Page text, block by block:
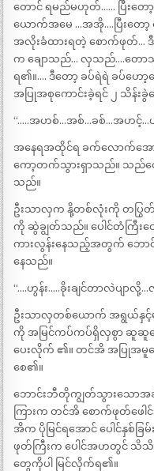
တောင် ရမည်မဟုတ်…… ပြီး
ယောက်အမေ …အအို….ပြီးတေ
အလိုးခံထားရတဲ့ စောက်ဖုတ်…
က ချောသည်… လှသည်….တေ
ရ၏။…. ဒီတော့ ခပ်ရဲရဲ ခပ်ဟ
အပြုအစုကောင်းခဲ့ရင် ၂ သိန်းခွဲ
“…..အဟစ်…အစ်…ခစ်…အဟင့်…
အနေရအထိုင်ရ ခက်လောက်
ကော့တက်သွားရှာသည်။ သည်
သည်။
ဦးသာလှက နို့တစ်လုံးကို တပြွတ်
ကို ဆွဲချွတ်သည်။ ပေါင်တံကြီး
ကားလွန်းနေသည့်အတွက် ဘော
နေသည်။
“….ဟွန်း…..ခိုးချင်တာလဲပျာလို့
ဦးသာလှတစ်ယောက် အရွယ်နှင့်
ကို အမြင်ကပ်ကပ်ရှိလှစွာ ဆူဆူဆ
ပေးလိုက် ၏။ တင်အိ အပြုအမူ
စေ၏။
ဘောင်းဘီတိုကျွတ်သွားသောအ
ကြားက တင်အိ စောက်ဖုတ်ဖေါ
အိက ပိုမြင်ရအောင် ပေါင်နှစ်
ဖုတ်ကြီးက ပေါင်အဟတွင် သိသိသ
တွေကိုပါ မြင်လိုက်ရ၏။